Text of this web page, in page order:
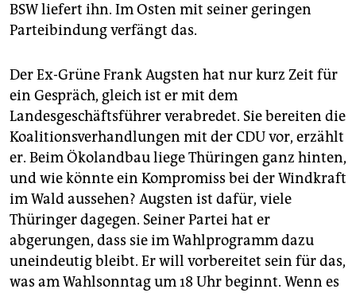
BSW liefert ihn. Im Osten mit seiner geringen
Parteibindung verfängt das.
Der Ex-Grüne Frank Augsten hat nur kurz Zeit für
ein Gespräch, gleich ist er mit dem
Landesgeschäftsführer verabredet. Sie bereiten die
Koalitionsverhandlungen mit der CDU vor, erzählt
er. Beim Ökolandbau liege Thüringen ganz hinten,
und wie könnte ein Kompromiss bei der Windkraft
im Wald aussehen? Augsten ist dafür, viele
Thüringer dagegen. Seiner Partei hat er
abgerungen, dass sie im Wahlprogramm dazu
uneindeutig bleibt. Er will vorbereitet sein für das,
was am Wahlsonntag um 18 Uhr beginnt. Wenn es